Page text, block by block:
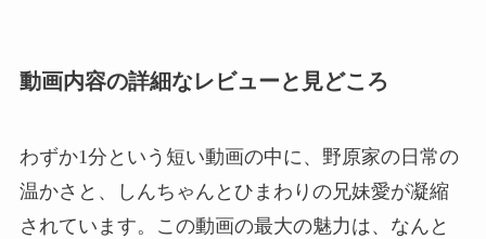
動画内容の詳細なレビューと見どころ
わずか1分という短い動画の中に、野原家の日常の
温かさと、しんちゃんとひまわりの兄妹愛が凝縮
されています。この動画の最大の魅力は、なんと